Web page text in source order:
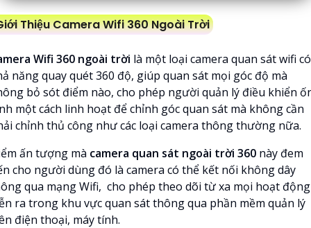
Thiệu Camera Wifi 360 Ngoài Trời
Wifi 360 ngoài trời là một loại camera quan sát wifi có
năng quay quét 360 độ, giúp quan sát mọi góc độ mà
bỏ sót điểm nào, cho phép người quản lý điều khiển
một cách linh hoạt để chỉnh góc quan sát mà không cần
chỉnh thủ công như các loại camera thông thường nữa.
ấn tượng mà camera quan sát ngoài trời 360 này đem
cho người dùng đó là camera có thể kết nối không dây
qua mạng Wifi, cho phép theo dõi từ xa mọi hoạt động
ra trong khu vực quan sát thông qua phần mềm quản lý
điện thoại, máy tính.